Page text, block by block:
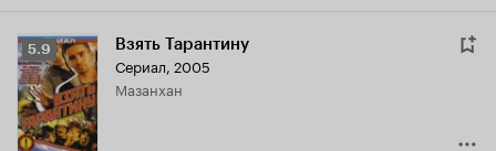
Рейтинг
Кинопоиска
5.9
5.9 Взять Тарантину
Сериал, 2005
Мазанхан